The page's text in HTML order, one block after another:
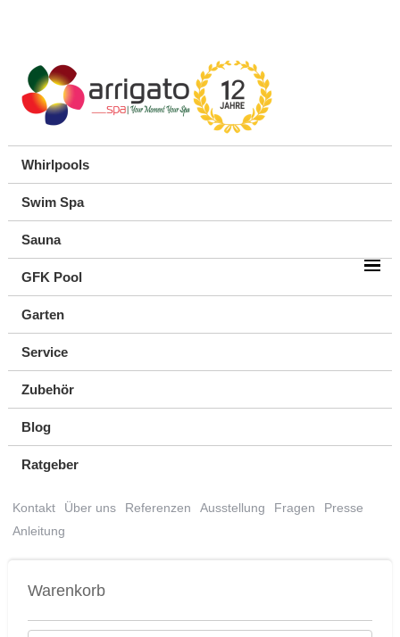
Whirlpools
Swim Spa
Sauna
GFK Pool
Garten
Service
Zubehör
Blog
Ratgeber
Kontakt Über uns Referenzen Ausstellung Fragen
Presse
Anleitung
Warenkorb